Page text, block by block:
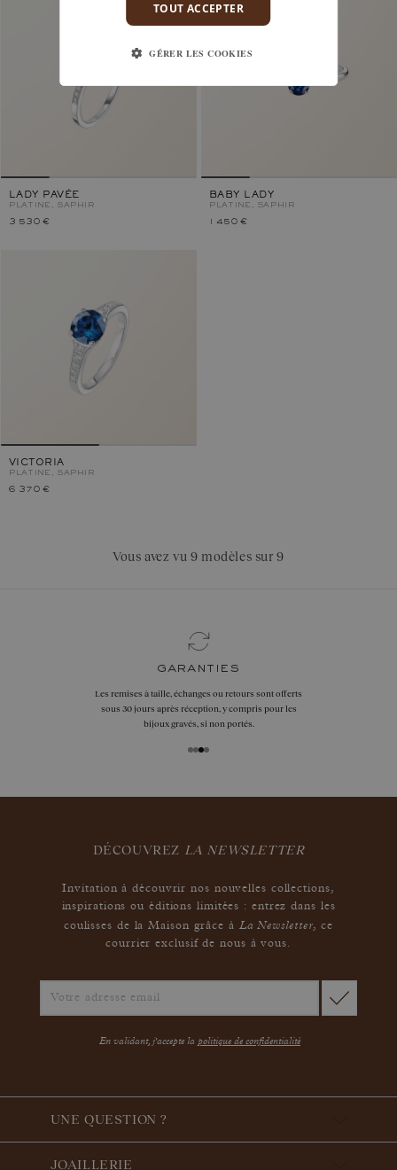
LADY PAVÉE
PLATINE, SAPHIR
3 530 €
BABY LADY
PLATINE, SAPHIR
1 450 €
VICTORIA
PLATINE, SAPHIR
6 370 €
Vous avez vu 9 modèles sur 9
garanties
Les remises à taille, échanges ou retours sont offerts
sous 30 jours après réception, y compris pour les
bijoux gravés, si non portés.
DÉCOUVREZ LA NEWSLETTER
Invitation à découvrir nos nouvelles collections,
inspirations ou éditions limitées : entrez dans les
coulisses de la Maison grâce à La Newsletter,ce
courrier exclusif de nous à vous.
En validant, j'accepte la politique de confidentialité
UNE QUESTION ?
JOAILLERIE
TOUT ACCEPTER
GÉRER LES COOKIES